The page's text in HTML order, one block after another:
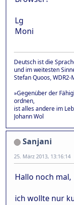
Lg
Moni
Deutsch ist die
und im weitesten
Stefan Quoos,
»Gegenüber der
ordnen,
ist alles andere im
Johann Wol
Sanjani
25. März 2013, 13:16:14
Hallo noch mal,
ich wollte nur